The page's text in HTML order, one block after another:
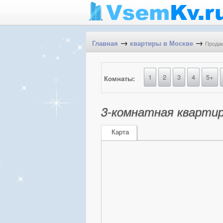
Главная → квартиры в Москве →
Комнаты: 1 2 3 4 5+
3-комнатная
Карта